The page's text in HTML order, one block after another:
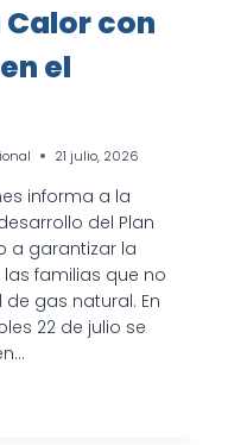
con
el
21 julio, 2026
informa a la
del Plan
a garantizar la
familias que no
gas natural. En
22 de julio se